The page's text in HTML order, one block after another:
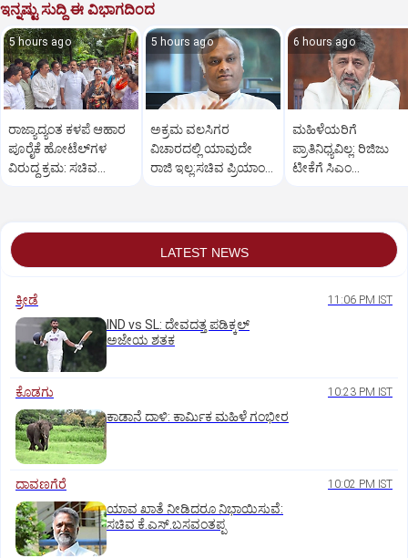
ಇನ್ನಷ್ಟು ಸುದ್ದಿ ಈ ವಿಭಾಗದಿಂದ
5 hours ago
ರಾಜ್ಯಾದ್ಯಂತ ಕಳಪೆ ಆಹಾರ
ಪೂರೈಕೆ ಹೋಟೆಲ್‌ಗಳ
ವಿರುದ್ಧ ಕ್ರಮ: ಸಚಿವ
5 hours ago
ಅಕ್ರಮ ವಲಸಿಗರ
ವಿಚಾರದಲ್ಲಿ ಯಾವುದೇ
ರಾಜಿ ಇಲ್ಲ:ಸಚಿವ ಪ್ರಿಯಾಂಕ್
6 hours ago
ಮಹಿಳೆಯರಿಗೆ
ಪ್ರಾತಿನಿಧ್ಯವಿಲ್ಲ: ರಿಜಿಜು
ಟೀಕೆಗೆ ಸಿಎಂ
LATEST NEWS
ಕ್ರೀಡೆ 11:06 PM IST
IND vs SL: ದೇವದತ್ತ ಪಡಿಕ್ಕಲ್‌
ಅಜೇಯ ಶತಕ
ಕೊಡಗು 10:23 PM IST
ಕಾಡಾನೆ ದಾಳಿ: ಕಾರ್ಮಿಕ ಮಹಿಳೆ ಗಂಭೀರ
ದಾವಣಗೆರೆ 10:02 PM IST
ಯಾವ ಖಾತೆ ನೀಡಿದರೂ ನಿಭಾಯಿಸುವೆ:
ಸಚಿವ ಕೆ.ಎಸ್.ಬಸವಂತಪ್ಪ